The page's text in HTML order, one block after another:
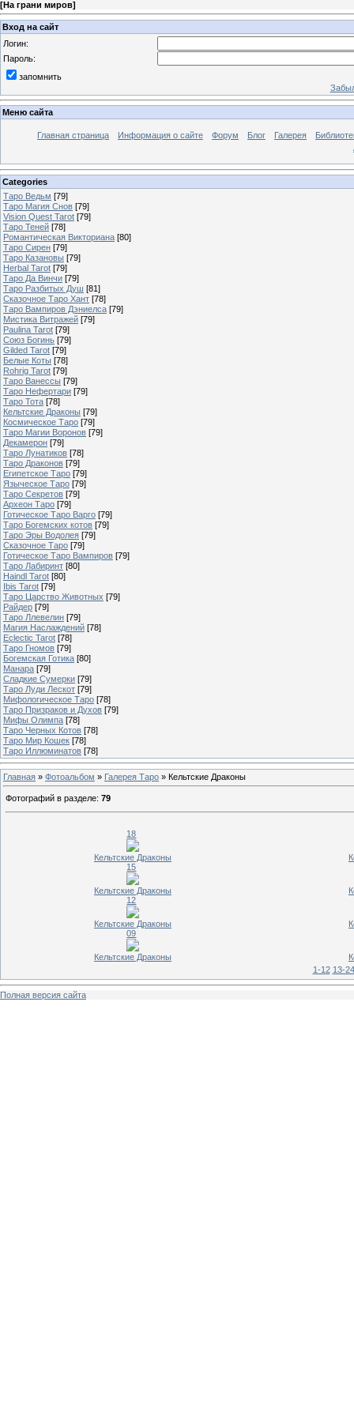
[На грани миров]
Вход на сайт
Логин:
Пароль:
запомнить
Меню сайта
Главная страница Информация о сайте Форум Блог Галерея
Categories
Таро Ведьм [79]
Таро Магия Снов [79]
Vision Quest Tarot [79]
Таро Теней [78]
Романтическая Викториана [80]
Таро Сирен [79]
Таро Казановы [79]
Herbal Tarot [79]
Таро Да Винчи [79]
Таро Разбитых Душ [81]
Сказочное Таро Хант [78]
Таро Вампиров Дэниелса [79]
Мистика Витражей [79]
Paulina Tarot [79]
Союз Богинь [79]
Gilded Tarot [79]
Белые Коты [78]
Rohrig Tarot [79]
Таро Ванессы [79]
Таро Нефертари [79]
Таро Тота [78]
Кельтские Драконы [79]
Космическое Таро [79]
Таро Магии Воронов [79]
Декамерон [79]
Таро Лунатиков [78]
Таро Драконов [79]
Египетское Таро [79]
Языческое Таро [79]
Таро Секретов [79]
Археон Таро [79]
Готическое Таро Варго [79]
Таро Богемских котов [79]
Таро Эры Водолея [79]
Сказочное Таро [79]
Готическое Таро Вампиров [79]
Таро Лабиринт [80]
Haindl Tarot [80]
Ibis Tarot [79]
Таро Царство Животных [79]
Райдер [79]
Таро Ллевелин [79]
Магия Наслаждений [78]
Eclectic Tarot [78]
Таро Гномов [79]
Богемская Готика [80]
Манара [79]
Сладкие Сумерки [79]
Таро Луди Лескот [79]
Мифологическое Таро [78]
Таро Призраков и Духов [79]
Мифы Олимпа [78]
Таро Черных Котов [78]
Таро Мир Кошек [78]
Таро Иллюминатов [78]
Главная » Фотоальбом » Галерея Таро » Кельтские Драконы
Фотографий в разделе: 79
18
Кельтские Драконы
15
Кельтские Драконы
12
Кельтские Драконы
09
Кельтские Драконы
1-12 13-24
Полная версия сайта